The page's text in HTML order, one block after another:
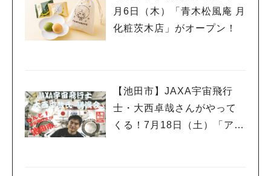
月6日（木）「青木松風庵 月
化粧茨木店」がオープン！
【池田市】JAXA宇宙飛行
士・大西卓哉さんがやって
くる！7月18日（土）「アマ